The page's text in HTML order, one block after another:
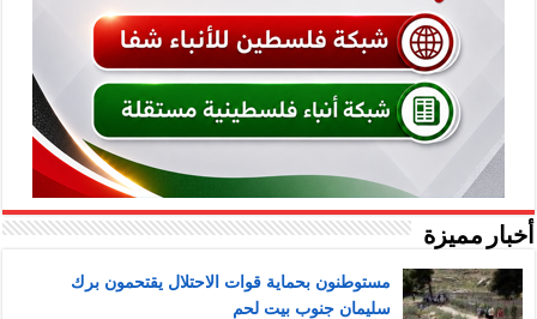
أخبار مميزة
مستوطنون بحماية قوات الاحتلال يقتحمون برك
سليمان جنوب بيت لحم